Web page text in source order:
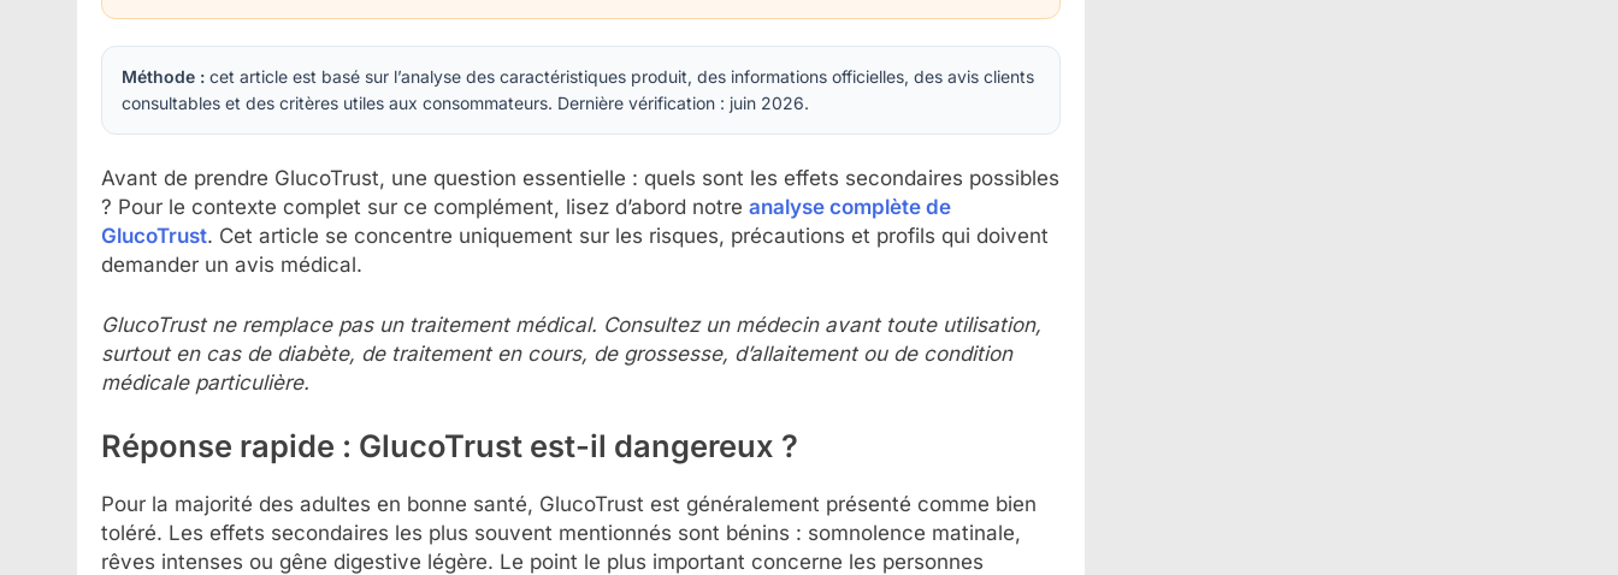
Méthode : cet article est basé sur l’analyse des caractéristiques produit, des informations officielles, des avis clients
consultables et des critères utiles aux consommateurs. Dernière vérification : juin 2026.
Avant de prendre GlucoTrust, une question essentielle : quels sont les effets secondaires possibles
? Pour le contexte complet sur ce complément, lisez d’abord notre analyse complète de
GlucoTrust. Cet article se concentre uniquement sur les risques, précautions et profils qui doivent
demander un avis médical.
GlucoTrust ne remplace pas un traitement médical. Consultez un médecin avant toute utilisation,
surtout en cas de diabète, de traitement en cours, de grossesse, d’allaitement ou de condition
médicale particulière.
Réponse rapide : GlucoTrust est-il dangereux ?
Pour la majorité des adultes en bonne santé, GlucoTrust est généralement présenté comme bien
toléré. Les effets secondaires les plus souvent mentionnés sont bénins : somnolence matinale,
rêves intenses ou gêne digestive légère. Le point le plus important concerne les personnes